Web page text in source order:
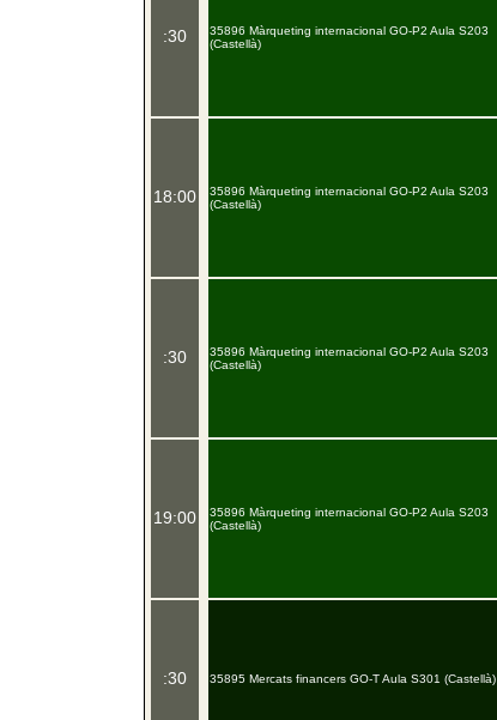
:30
18:00
:30
19:00
:30
35896 Màrqueting internacional GO-P2 Aula S203
(Castellà)
35896 Màrqueting internacional GO-P2 Aula S203
(Castellà)
35896 Màrqueting internacional GO-P2 Aula S203
(Castellà)
35896 Màrqueting internacional GO-P2 Aula S203
(Castellà)
35895 Mercats financers GO-T Aula S301 (Castellà)